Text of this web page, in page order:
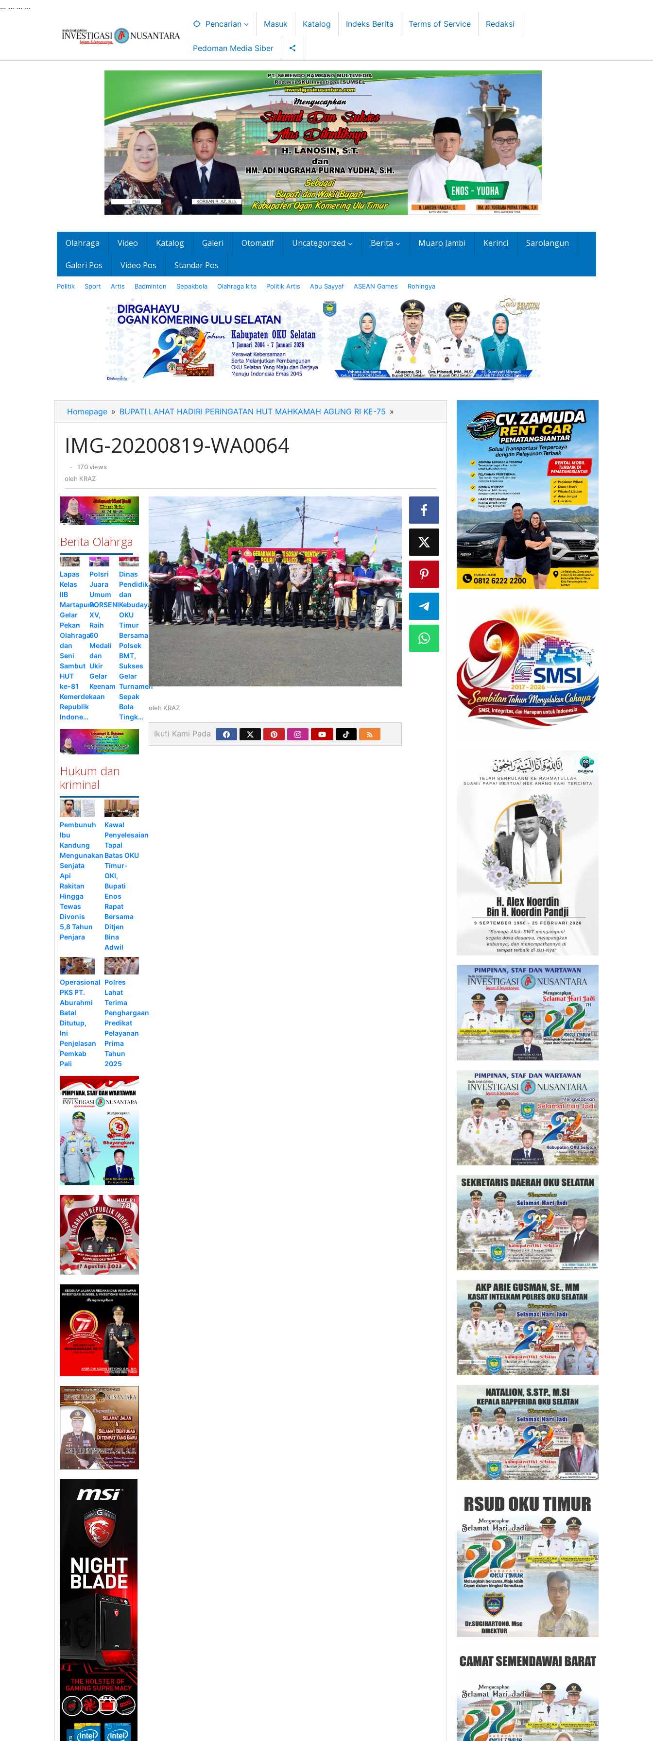
... ... ... ...
Pencarian Masuk Katalog Indeks Berita Terms of Service Redaksi
Pedoman Media Siber
Olahraga Video Katalog Galeri Otomatif Uncategorized Berita Muaro Jambi Kerinci Sarolangun
Galeri Pos Video Pos Standar Pos
Politik Sport Artis Badminton Sepakbola Olahraga kita Politik Artis Abu Sayyaf ASEAN Games Rohingya
Homepage » BUPATI LAHAT HADIRI PERINGATAN HUT MAHKAMAH AGUNG RI KE-75 »
20200819-
IMG-20200819-WA0064
oleh
KRAZ
-
170 views
oleh KRAZ
Berita Olahrga
Lapas
Kelas
IIB
Martapura
Gelar
Pekan
Olahraga
dan
Seni
Sambut
HUT
ke-81
Kemerdekaan
Republik
Indone…
Polsri
Juara
Umum
PORSENI
XV,
Raih
60
Medali
dan
Ukir
Gelar
Keenam
Dinas
Pendidikan
dan
Kebudayaan
OKU
Timur
Bersama
Polsek
BMT,
Sukses
Gelar
Turnamen
Sepak
Bola
Tingk…
Hukum dan
kriminal
Pembunuh
Ibu
Kandung
Mengunakan
Senjata
Api
Rakitan
Hingga
Tewas
Divonis
5,8 Tahun
Penjara
Kawal
Penyelesaian
Tapal
Batas OKU
Timur-
OKI,
Bupati
Enos
Rapat
Bersama
Ditjen
Bina
Adwil
Operasional
PKS PT.
Aburahmi
Batal
Ditutup,
Ini
Penjelasan
Pemkab
Pali
Polres
Lahat
Terima
Penghargaan
Predikat
Pelayanan
Prima
Tahun
2025
oleh KRAZ
Ikuti Kami Pada